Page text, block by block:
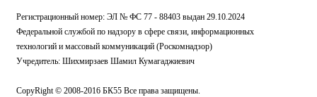
Регистрационный номер: ЭЛ № ФС 77 - 88403 выдан 29.10.2024
Федеральной службой по надзору в сфере связи, информационных
технологий и массовый коммуникаций (Роскомнадзор)
Учредитель: Шихмирзаев Шамил Кумагаджиевич
CopyRight © 2008-2016 БК55 Все права защищены.